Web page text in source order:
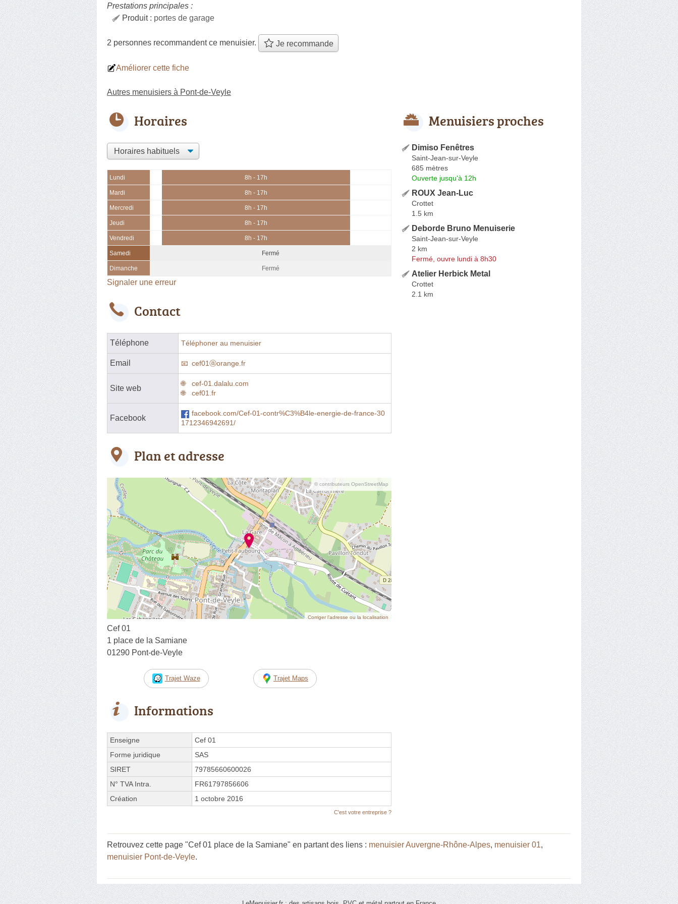
Prestations principales :
Produit : portes de garage
2 personnes recommandentce menuisier. Je recommande
Améliorer cette fiche
Autres menuisiers à Pont-de-Veyle
Horaires
Lundi 8h - 17h
Mardi 8h - 17h
Mercredi 8h - 17h
Jeudi 8h - 17h
Vendredi 8h - 17h
Samedi Fermé
Dimanche Fermé
Signaler une erreur
Contact
Téléphone Téléphoner au menuisier
Email cef01ⓐorange.fr
Site web
cef-01.dalalu.com
cef01.fr
Facebook
facebook.com/Cef-01-contr%C3%B4le-energie-de-france-30
1712346942691/
Plan et adresse
© contributeurs OpenStreetMap
Corriger l’adresse ou la localisation
Cef 01
1 place de la Samiane
01290 Pont-de-Veyle
Trajet Waze Trajet Maps
Informations
Enseigne
Cef 01
Forme juridique
SAS
SIRET
79785660600026
N° TVA Intra.
FR61797856606
Création
1 octobre 2016
C'est votre entreprise ?
Menuisiers proches
Dimiso Fenêtres
Saint-Jean-sur-Veyle
685 mètres
Ouverte jusqu'à 12h
ROUX Jean-Luc
Crottet
1.5 km
Deborde Bruno Menuiserie
Saint-Jean-sur-Veyle
2 km
Fermé, ouvre lundi à 8h30
Atelier Herbick Metal
Crottet
2.1 km
Retrouvez cette page "Cef 01 place de la Samiane" en partant des liens : menuisier Auvergne-Rhône-Alpes, menuisier 01,
menuisier Pont-de-Veyle.